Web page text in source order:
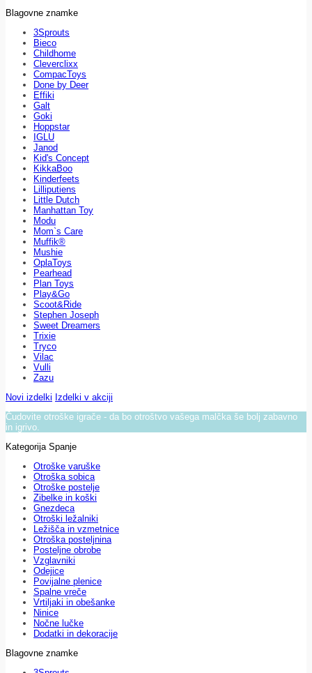
Blagovne znamke
3Sprouts
Bieco
Childhome
Cleverclixx
CompacToys
Done by Deer
Effiki
Galt
Goki
Hoppstar
IGLU
Janod
Kid's Concept
KikkaBoo
Kinderfeets
Lilliputiens
Little Dutch
Manhattan Toy
Modu
Mom`s Care
Muffik®
Mushie
OplaToys
Pearhead
Plan Toys
Play&Go
Scoot&Ride
Stephen Joseph
Sweet Dreamers
Trixie
Tryco
Vilac
Vulli
Zazu
Novi izdelki Izdelki v akciji
Čudovite otroške igrače - da bo otroštvo vašega malčka še bolj zabavno
in igrivo.
Kategorija Spanje
Otroške varuške
Otroška sobica
Otroške postelje
Zibelke in koški
Gnezdeca
Otroški ležalniki
Ležišča in vzmetnice
Otroška posteljnina
Posteljne obrobe
Vzglavniki
Odejice
Povijalne plenice
Spalne vreče
Vrtiljaki in obešanke
Ninice
Nočne lučke
Dodatki in dekoracije
Blagovne znamke